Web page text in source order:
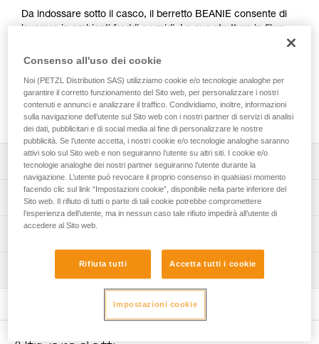
Da indossare sotto il casco, il berretto BEANIE consente di
lavorare in ambienti freddi e umidi. La sua struttura in fibra
isolamento termico ed evacua facilmente il sudore.
struttura senza cuciture. Inoltre, la sua manutenzione è
molto facile e la sua proprietà isolante si mantiene nel
tempo.
Descrizione
Protezione ottimale della testa per gli ambienti freddi e
umidi, grazie alla fibra isolante ad alte prestazioni
PrimaLoft®:
- rapida asciugatura,
- buon isolamento termico che garantisce un eccellente
rapporto calore/ingombro.
Specifiche tecniche
Peso: 50 g
Materiali: fibra isolante PrimaLoft® (53 % poliestere, 43 %
poliestere riciclato, 4 % elastan)
Codice : A016BB00
Colore(i) : nero, giallo
See all technical content
Consenso all'uso dei cookie
Noi (PETZL Distribution SAS) utilizziamo cookie e/o tecnologie analoghe per
garantire il corretto funzionamento del Sito web, per personalizzare i nostri
contenuti e annunci e analizzare il traffico. Condividiamo, inoltre, informazioni
sulla navigazione dell’utente sul Sito web con i nostri partner di servizi di analisi
dei dati, pubblicitari e di social media al fine di personalizzare le nostre
pubblicità. Se l’utente accetta, i nostri cookie e/o tecnologie analoghe saranno
attivi solo sul Sito web e non seguiranno l’utente su altri siti. I cookie e/o
tecnologie analoghe dei nostri partner seguiranno l’utente durante la
navigazione. L’utente può revocare il proprio consenso in qualsiasi momento
facendo clic sul link “Impostazioni cookie”, disponibile nella parte inferiore del
Sito web. Il rifiuto di tutti o parte di tali cookie potrebbe compromettere
l’esperienza dell’utente, ma in nessun caso tale rifiuto impedirà all’utente di
accedere al Sito web.
Rifiuta tutti Accetta tutti i cookie
Impostazioni cookie